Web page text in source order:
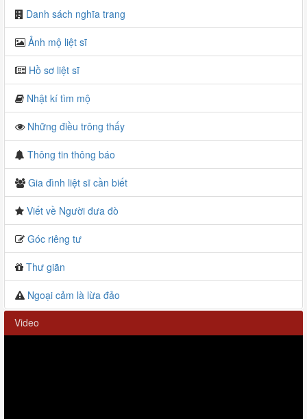
Danh sách nghĩa trang
Ảnh mộ liệt sĩ
Hồ sơ liệt sĩ
Nhật kí tìm mộ
Những điều trông thấy
Thông tin thông báo
Gia đình liệt sĩ cần biết
Viết về Người đưa đò
Góc riêng tư
Thư giãn
Ngoại cảm là lừa đảo
Video